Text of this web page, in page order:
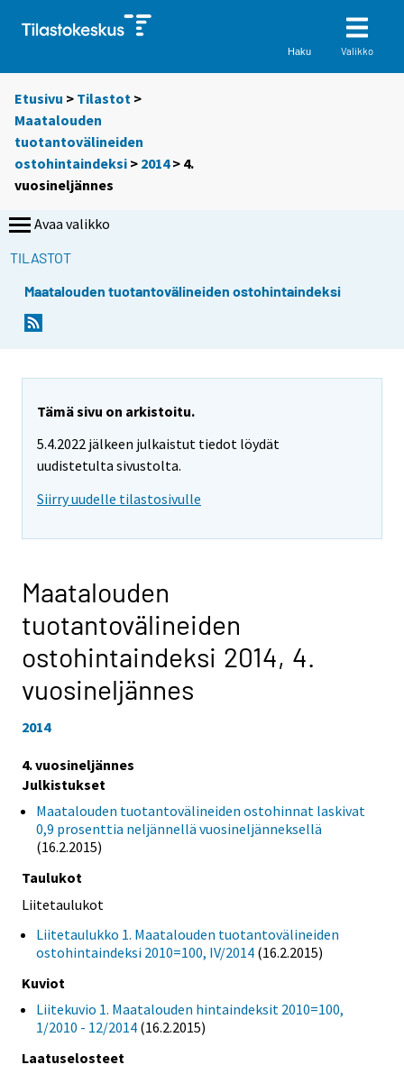
Haku Valikko
Etusivu > Tilastot >
Maatalouden
tuotantovälineiden
ostohintaindeksi > 2014> 4.
vuosineljännes
Avaa valikko
TILASTOT
Maatalouden tuotantovälineiden ostohintaindeksi
Tämä sivu on arkistoitu.
5.4.2022 jälkeen julkaistut tiedot löydät
uudistetulta sivustolta.
Siirry uudelle tilastosivulle
Maatalouden
tuotantovälineiden
ostohintaindeksi 2014, 4.
vuosineljännes
2014
4. vuosineljännes
Julkistukset
Maatalouden tuotantovälineiden ostohinnat laskivat
0,9 prosenttia neljännellä vuosineljänneksellä
(16.2.2015)
Taulukot
Liitetaulukot
Liitetaulukko 1. Maatalouden tuotantovälineiden
ostohintaindeksi 2010=100, IV/2014 (16.2.2015)
Kuviot
Liitekuvio 1. Maatalouden hintaindeksit 2010=100,
1/2010 - 12/2014 (16.2.2015)
Laatuselosteet